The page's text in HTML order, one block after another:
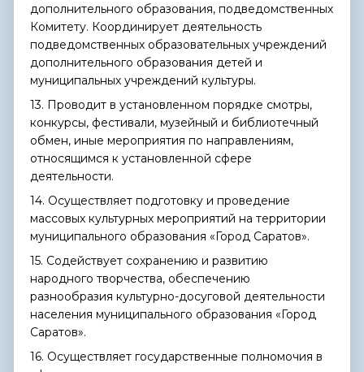
дополнительного образования, подведомственных
Комитету. Координирует деятельность
подведомственных образовательных учреждений
дополнительного образования детей и
муниципальных учреждений культуры.
13. Проводит в установленном порядке смотры,
конкурсы, фестивали, музейный и библиотечный
обмен, иные мероприятия по направлениям,
относящимся к установленной сфере
деятельности.
14. Осуществляет подготовку и проведение
массовых культурных мероприятий на территории
муниципального образования «Город Саратов».
15. Содействует сохранению и развитию
народного творчества, обеспечению
разнообразия культурно-досуговой деятельности
населения муниципального образования «Город
Саратов».
16. Осуществляет государственные полномочия в